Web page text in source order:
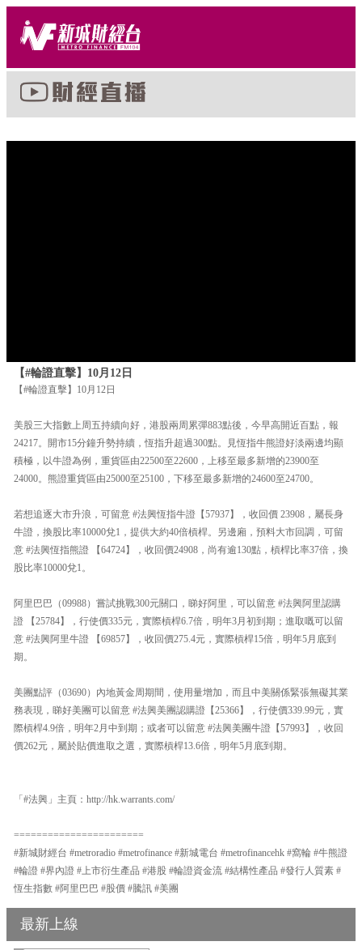
【#輪證直擊】10月12日
【#輪證直擊】10月12日
美股三大指數上周五持續向好，港股兩周累彈883點後，今早高開近百點，報
24217。開市15分鐘升勢持續，恆指升超過300點。見恆指牛熊證好淡兩邊均顯
積極，以牛證為例，重貨區由22500至22600，上移至最多新增的23900至
24000。熊證重貨區由25000至25100，下移至最多新增的24600至24700。
若想追逐大市升浪，可留意 #法興恆指牛證【57937】，收回價 23908，屬長身
牛證，換股比率10000兌1，提供大約40倍槓桿。另邊廂，預料大市回調，可留
意 #法興恆指熊證 【64724】，收回價24908，尚有逾130點，槓桿比率37倍，換
股比率10000兌1。
阿里巴巴（09988）嘗試挑戰300元關口，睇好阿里，可以留意 #法興阿里認購
證 【25784】，行使價335元，實際槓桿6.7倍，明年3月初到期；進取嘅可以留
意 #法興阿里牛證 【69857】，收回價275.4元，實際槓桿15倍，明年5月底到
期。
美團點評（03690）內地黃金周期間，使用量增加，而且中美關係緊張無礙其業
務表現，睇好美團可以留意 #法興美團認購證【25366】，行使價339.99元，實
際槓桿4.9倍，明年2月中到期；或者可以留意 #法興美團牛證【57993】，收回
價262元，屬於貼價進取之選，實際槓桿13.6倍，明年5月底到期。
「#法興」主頁：http://hk.warrants.com/
=======================
#新城財經台 #metroradio #metrofinance #新城電台 #metrofinancehk #窩輪 #牛熊證
#輪證 #界內證 #上市衍生產品 #港股 #輪證資金流 #結構性產品 #發行人質素 #
恆生指數 #阿里巴巴 #股價 #騰訊 #美團
最新上線